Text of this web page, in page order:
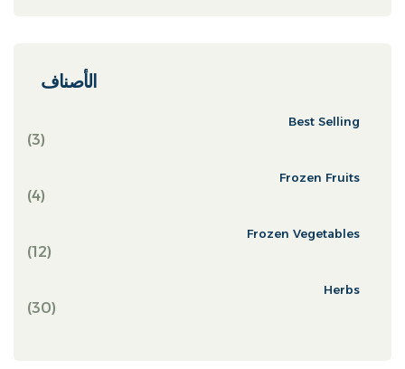
الأصناف
Best Selling
3
Frozen Fruits
4
Frozen Vegetables
12
Herbs
30